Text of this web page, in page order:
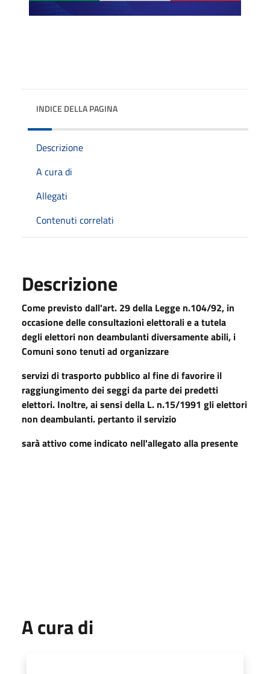
INDICE DELLA PAGINA
Descrizione
A cura di
Allegati
Contenuti correlati
Descrizione
Come previsto dall'art. 29 della Legge n.104/92, in
occasione delle consultazioni elettorali e a tutela
degli elettori non deambulanti diversamente abili, i
Comuni sono tenuti ad organizzare
servizi di trasporto pubblico al fine di favorire il
raggiungimento dei seggi da parte dei predetti
elettori. Inoltre, ai sensi della L. n.15/1991 gli elettori
non deambulanti. pertanto il servizio
sarà attivo come indicato nell'allegato alla presente
A cura di